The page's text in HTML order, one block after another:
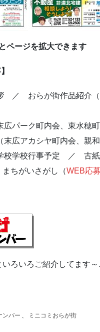
ページを拡大できます
おらが街作品紹介（
パーク町内会、東水穂
広アカシヤ町内会、親
校学校行事予定 ／ 古
ちがいさがし（WEB応
いろいろご紹介してます
ンバー 、 ミニコミおらが街